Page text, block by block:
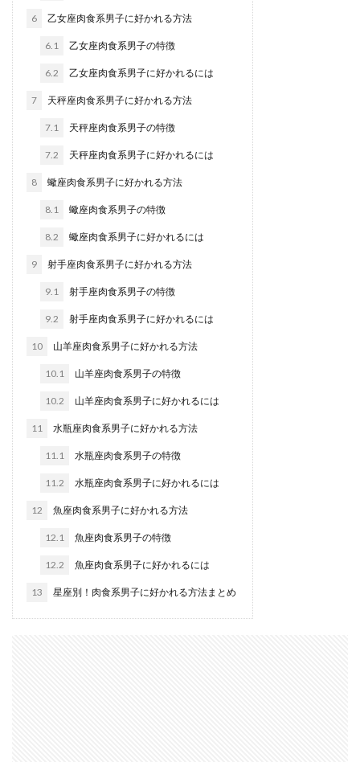
6 乙女座肉食系男子に好かれる方法
6.1 乙女座肉食系男子の特徴
6.2 乙女座肉食系男子に好かれるには
7 天秤座肉食系男子に好かれる方法
7.1 天秤座肉食系男子の特徴
7.2 天秤座肉食系男子に好かれるには
8 蠍座肉食系男子に好かれる方法
8.1 蠍座肉食系男子の特徴
8.2 蠍座肉食系男子に好かれるには
9 射手座肉食系男子に好かれる方法
9.1 射手座肉食系男子の特徴
9.2 射手座肉食系男子に好かれるには
10 山羊座肉食系男子に好かれる方法
10.1 山羊座肉食系男子の特徴
10.2 山羊座肉食系男子に好かれるには
11 水瓶座肉食系男子に好かれる方法
11.1 水瓶座肉食系男子の特徴
11.2 水瓶座肉食系男子に好かれるには
12 魚座肉食系男子に好かれる方法
12.1 魚座肉食系男子の特徴
12.2 魚座肉食系男子に好かれるには
13 星座別！肉食系男子に好かれる方法まとめ